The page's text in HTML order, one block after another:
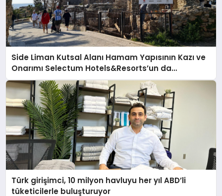
Side Liman Kutsal Alanı Hamam Yapısının Kazı ve
Onarımı Selectum Hotels&Resorts’un da
Katkılarıyla Tamamlandı
Türk girişimci, 10 milyon havluyu her yıl ABD’li
tüketicilerle buluşturuyor